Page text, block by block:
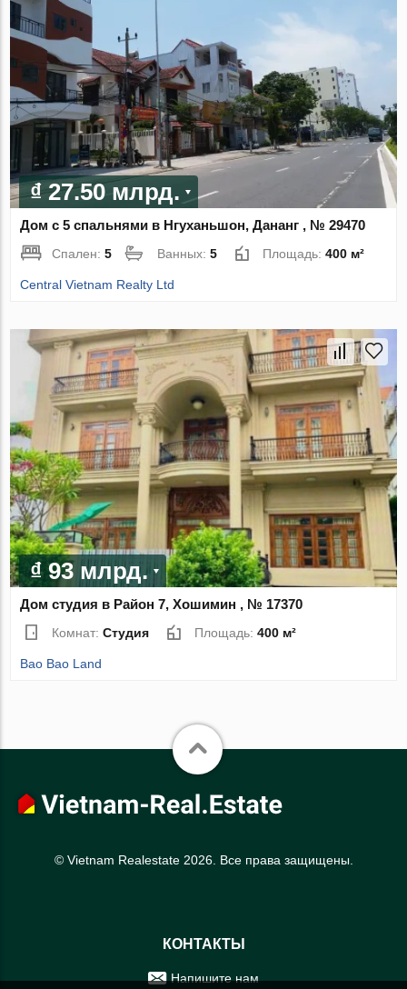
₫ 27.50 млрд.
Дом с 5 спальнями в Нгуханьшон, Дананг , № 29470
Спален:5 Ванных:5 Площадь:400 м²
Central Vietnam Realty Ltd
₫ 93 млрд.
Дом студия в Район 7, Хошимин , № 17370
Комнат:Студия Площадь:400 м²
Bao Bao Land
© Vietnam Realestate 2026. Все права защищены.
КОНТАКТЫ
Напишите нам